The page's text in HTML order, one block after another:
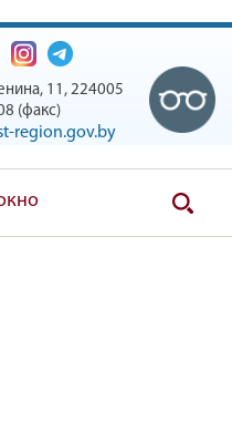
11, 224005
(факс)
region.gov.by